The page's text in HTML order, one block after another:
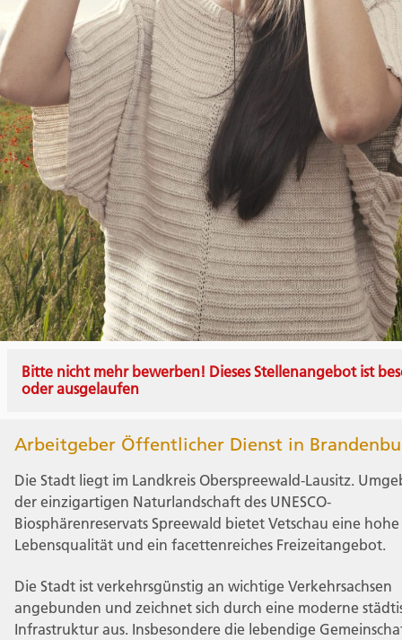
Bitte nicht mehr bewerben! Dieses Stellenangebot ist
oder ausgelaufen
Arbeitgeber Öffentlicher Dienst in
Die Stadt liegt im Landkreis Oberspreewald-Lausitz.
der einzigartigen Naturlandschaft des UNESCO-
Biosphärenreservats Spreewald bietet Vetschau eine hohe
Lebensqualität und ein facettenreiches Freizeitangebot.
Die Stadt ist verkehrsgünstig an wichtige Verkehrsachsen
angebunden und zeichnet sich durch eine moderne
Infrastruktur aus. Insbesondere die lebendige